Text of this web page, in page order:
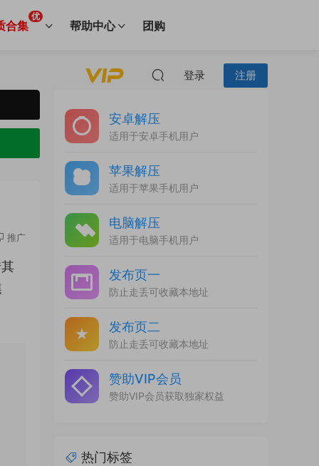
合集
优
帮助中心 团购
登录 注册
推广
安卓解压
适用于安卓手机用户
苹果解压
适用于苹果手机用户
电脑解压
适用于电脑手机用户
发布页一
防止走丢可收藏本地址
发布页二
防止走丢可收藏本地址
赞助VIP会员
赞助VIP会员获取独家权益
热门标签